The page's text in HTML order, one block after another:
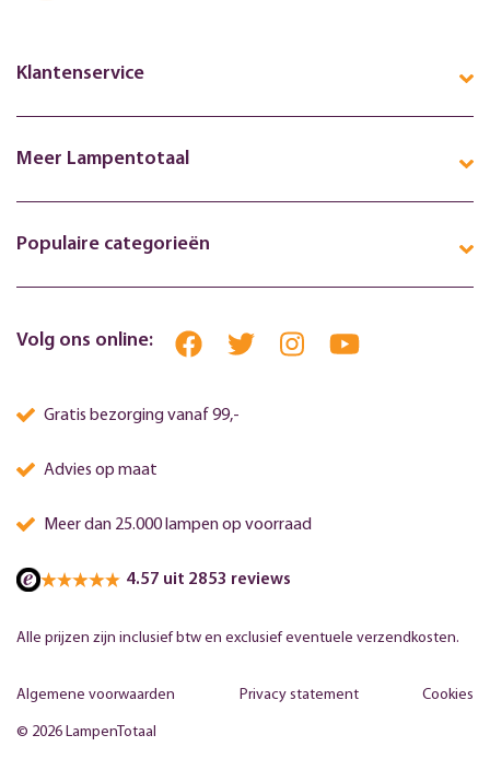
Klantenservice
Meer Lampentotaal
Populaire categorieën
Volg ons online:
Gratis bezorging vanaf 99,-
Advies op maat
Meer dan 25.000 lampen op voorraad
4.57 uit 2853 reviews
Alle prijzen zijn inclusief btw en exclusief eventuele verzendkosten.
© 2026 LampenTotaal
Algemene voorwaarden Privacy statement Cookies